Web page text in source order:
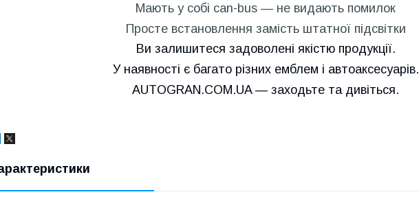
Мають у собі can-bus — не видають помилок
Просте встановлення замість штатної підсвітки
Ви залишитеся задоволені якістю продукції.
У наявності є багато різних емблем і автоаксесуарів.
AUTOGRAN.COM.UA — заходьте та дивіться.